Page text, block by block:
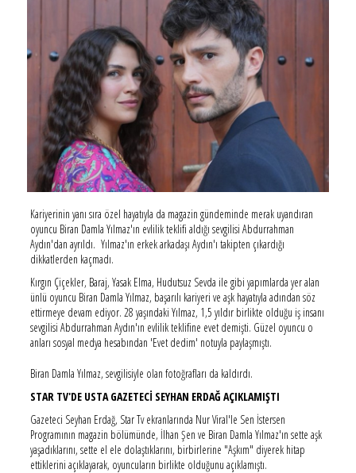
Kariyerinin yanı sıra özel hayatıyla da magazin gündeminde merak uyandıran
oyuncu Biran Damla Yılmaz'ın evlilik teklifi aldığı sevgilisi Abdurrahman
Aydın'dan ayrıldı. Yılmaz'ın erkek arkadaşı Aydın'ı takipten çıkardığı
dikkatlerden kaçmadı.
Kırgın Çiçekler, Baraj, Yasak Elma, Hudutsuz Sevda ile gibi yapımlarda yer alan
ünlü oyuncu Biran Damla Yılmaz, başarılı kariyeri ve aşk hayatıyla adından söz
ettirmeye devam ediyor. 28 yaşındaki Yılmaz, 1,5 yıldır birlikte olduğu iş insanı
sevgilisi Abdurrahman Aydın'ın evlilik teklifine evet demişti. Güzel oyuncu o
anları sosyal medya hesabından 'Evet dedim' notuyla paylaşmıştı.
Biran Damla Yılmaz, sevgilisiyle olan fotoğrafları da kaldırdı.
STAR TV'DE USTA GAZETECİ SEYHAN ERDAĞ AÇIKLAMIŞTI
Gazeteci Seyhan Erdağ, Star Tv ekranlarında Nur Viral'le Sen İstersen
Programının magazin bölümünde, İlhan Şen ve Biran Damla Yılmaz'ın sette aşk
yaşadıklarını, sette el ele dolaştıklarını, birbirlerine "Aşkım" diyerek hitap
ettiklerini açıklayarak, oyuncuların birlikte olduğunu açıklamıştı.